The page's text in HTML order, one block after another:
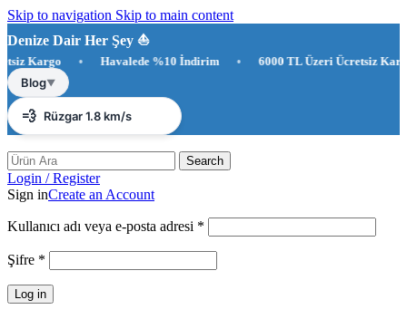
Skip to navigation Skip to main content
Denize Dair Her Şey ⛵️
• Havalede %10 İndirim • 6000 TL Üzeri Ücretsiz Kargo
Blog▼
☀️ Antalya 27°C
💨 Rüzgar 1.8 km/s
💧 Nem %82
Search
Login / Register
Sign inCreate an Account
Kullanıcı adı veya e-posta adresi *
Şifre *
Log in